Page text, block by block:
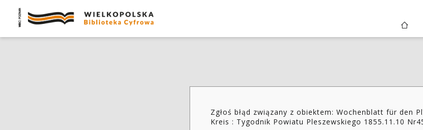
Zgłoś błąd związany z obiektem: Wochenblatt für den
Kreis : Tygodnik Powiatu Pleszewskiego 1855.11.10